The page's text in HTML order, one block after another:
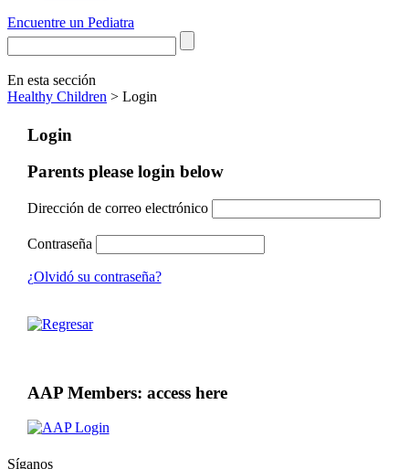
Encuentre un Pediatra
En esta sección
Healthy Children > Login
Login
Parents please login below
Dirección de correo electrónico
Contraseña
¿Olvidó su contraseña?
AAP Members: access here
Síganos